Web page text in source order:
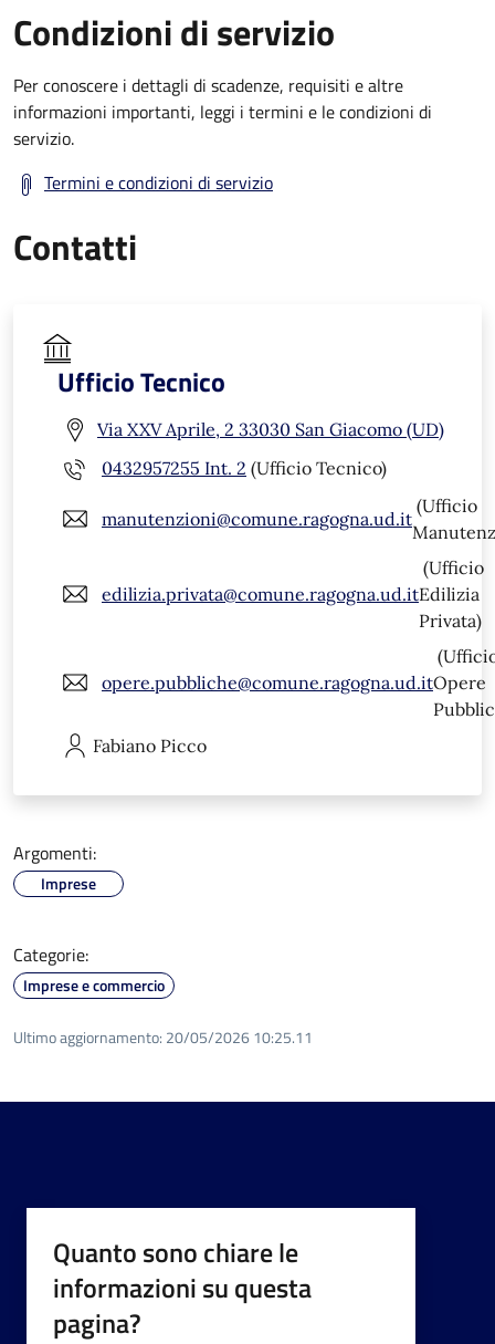
Condizioni di servizio
Per conoscere i dettagli di scadenze, requisiti e altre
informazioni importanti, leggi i termini e le condizioni di
servizio.
Termini e condizioni di servizio
Contatti
Ufficio Tecnico
Via XXV Aprile, 2 33030 San Giacomo (UD)
0432957255 Int. 2 (Ufficio Tecnico)
manutenzioni@comune.ragogna.ud.it
(Ufficio
edilizia.privata@comune.ragogna.ud.it
(Ufficio
Edilizia
Privata)
opere.pubbliche@comune.ragogna.ud.itOpere
Fabiano Picco
Argomenti:
Imprese
Categorie:
Imprese e commercio
Ultimo aggiornamento: 20/05/2026 10:25.11
Quanto sono chiare le
informazioni su questa
pagina?